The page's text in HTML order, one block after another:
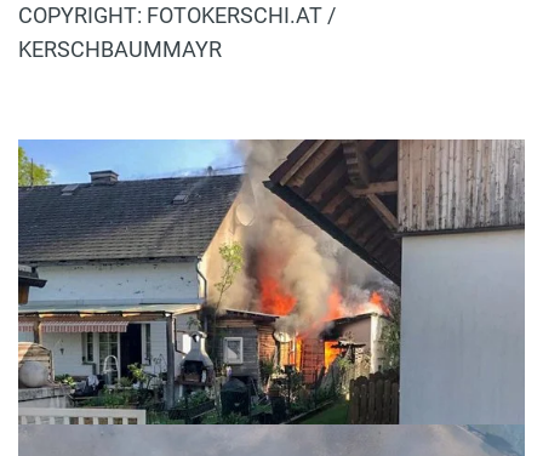
COPYRIGHT: FOTOKERSCHI.AT /
KERSCHBAUMMAYR